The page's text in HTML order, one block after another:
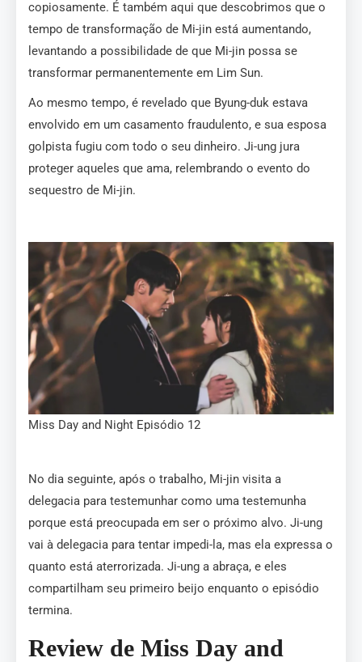
copiosamente. É também aqui que descobrimos que o
tempo de transformação de Mi-jin está aumentando,
levantando a possibilidade de que Mi-jin possa se
transformar permanentemente em Lim Sun.
Ao mesmo tempo, é revelado que Byung-duk estava
envolvido em um casamento fraudulento, e sua esposa
golpista fugiu com todo o seu dinheiro. Ji-ung jura
proteger aqueles que ama, relembrando o evento do
sequestro de Mi-jin.
Miss Day and Night Episódio 12
No dia seguinte, após o trabalho, Mi-jin visita a
delegacia para testemunhar como uma testemunha
porque está preocupada em ser o próximo alvo. Ji-ung
vai à delegacia para tentar impedi-la, mas ela expressa o
quanto está aterrorizada. Ji-ung a abraça, e eles
compartilham seu primeiro beijo enquanto o episódio
termina.
Review de Miss Day and